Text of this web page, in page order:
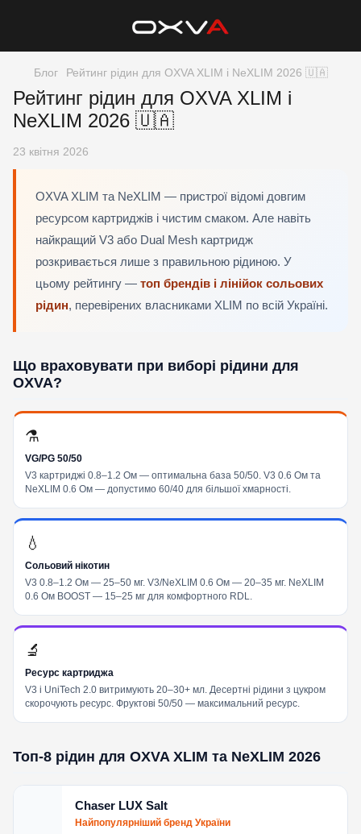
Блог Рейтинг рідин для OXVA XLIM і NeXLIM 2026 🇺🇦
Рейтинг рідин для OXVA XLIM і
NeXLIM 2026 🇺🇦
23 квітня 2026
OXVA XLIM та NeXLIM — пристрої відомі довгим
ресурсом картриджів і чистим смаком. Але навіть
найкращий V3 або Dual Mesh картридж
розкривається лише з правильною рідиною. У
цьому рейтингу — топ брендів і лінійок сольових
рідин, перевірених власниками XLIM по всій Україні.
Що враховувати при виборі рідини для
OXVA?
⚗️
VG/PG 50/50
V3 картриджі 0.8–1.2 Ом — оптимальна база 50/50. V3 0.6 Ом та
NeXLIM 0.6 Ом — допустимо 60/40 для більшої хмарності.
💧
Сольовий нікотин
V3 0.8–1.2 Ом — 25–50 мг. V3/NeXLIM 0.6 Ом — 20–35 мг. NeXLIM
0.6 Ом BOOST — 15–25 мг для комфортного RDL.
🔬
Ресурс картриджа
V3 і UniTech 2.0 витримують 20–30+ мл. Десертні рідини з цукром
скорочують ресурс. Фруктові 50/50 — максимальний ресурс.
Топ-8 рідин для OXVA XLIM та NeXLIM 2026
Chaser LUX Salt
Найпопулярніший бренд України